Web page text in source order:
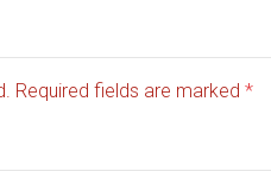
Required fields are marked *